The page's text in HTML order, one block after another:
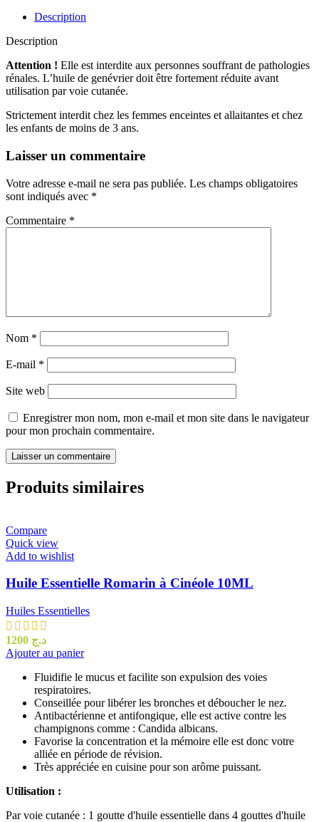
Description
Description
Attention ! Elle est interdite aux personnes souffrant de pathologies
rénales. L’huile de genévrier doit être fortement réduite avant
utilisation par voie cutanée.
Strictement interdit chez les femmes enceintes et allaitantes et chez
les enfants de moins de 3 ans.
Laisser un commentaire
Votre adresse e-mail ne sera pas publiée. Les champs obligatoires
sont indiqués avec *
Commentaire *
Nom *
E-mail *
Site web
Enregistrer mon nom, mon e-mail et mon site dans le navigateur
pour mon prochain commentaire.
Produits similaires
Compare
Quick view
Add to wishlist
Huile Essentielle Romarin à Cinéole 10ML
Huiles Essentielles
د.ج
Ajouter au panier
Fluidifie le mucus et facilite son expulsion des voies
respiratoires.
Conseillée pour libérer les bronches et déboucher le nez.
Antibactérienne et antifongique, elle est active contre les
champignons comme : Candida albicans.
Favorise la concentration et la mémoire elle est donc votre
alliée en période de révision.
Très appréciée en cuisine pour son arôme puissant.
Utilisation :
Par voie cutanée : 1 goutte d'huile essentielle dans 4 gouttes d'huile